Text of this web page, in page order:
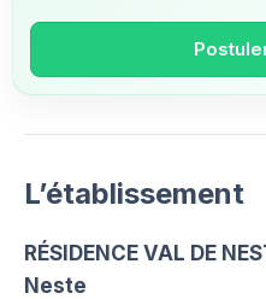
L’établissement
RÉSIDENCE VAL DE
Neste